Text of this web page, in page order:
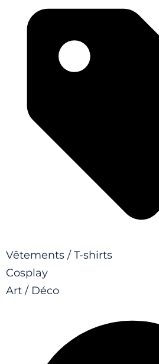
Vêtements / T-shirts
Cosplay
Art / Déco